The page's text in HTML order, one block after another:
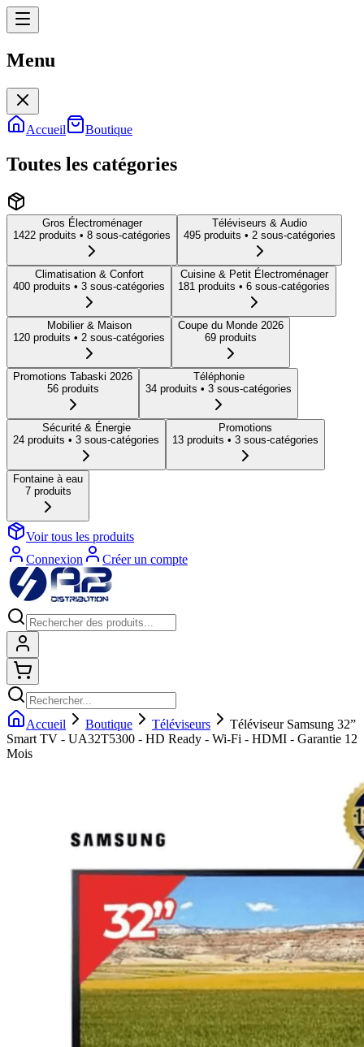
Menu
Accueil Boutique
Toutes les catégories
Gros Électroménager
1422 produits • 8 sous-catégories
Téléviseurs & Audio
495 produits • 2 sous-catégories
Climatisation & Confort
400 produits • 3 sous-catégories
Cuisine & Petit Électroménager
181 produits • 6 sous-catégories
Mobilier & Maison
120 produits • 2 sous-catégories
Coupe du Monde 2026
69 produits
Promotions Tabaski 2026
56produits
Téléphonie
34 produits • 3 sous-catégories
Sécurité & Énergie
24 produits • 3 sous-catégories
Promotions
13 produits • 3 sous-catégories
Fontaine à eau
7produits
Voir tous les produits
Connexion
Créer un compte
Accueil Boutique Téléviseurs
Téléviseur Samsung 32”
Smart TV - UA32T5300 - HD Ready - Wi-Fi - HDMI - Garantie 12
Mois